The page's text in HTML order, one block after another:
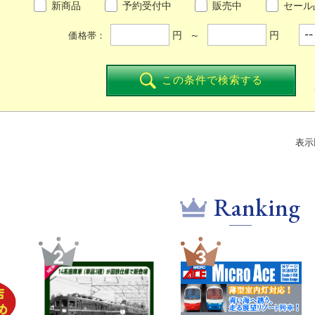
新商品 予約受付中 販売中 セール
価格帯： 円 ～ 円
この条件で検索する
表
Ranking
4 5